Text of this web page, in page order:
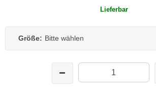
Lieferbar
Größe: Bitte wählen